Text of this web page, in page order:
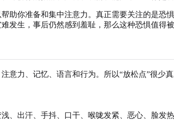
助你准备和集中注意力。真正需要关注的是
发生，事后仍然感到羞耻，那么这种恐惧值得被
意力、记忆、语言和行为。所以“放松点”很少
、出汗、手抖、口干、喉咙发紧、恶心、脸